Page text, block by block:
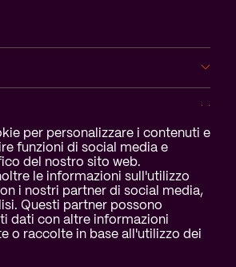
cookie
per personalizzare i contenuti e
funzioni di social media e
del nostro sito web.
le informazioni sull'utilizzo
i nostri partner di social media,
Questi partner possono
dati con altre informazioni
o raccolte in base all'utilizzo dei